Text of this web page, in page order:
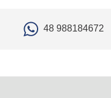
48 988184672